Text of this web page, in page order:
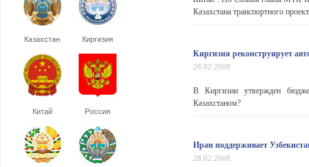
Казахстан Киргизия
Китай Россия
Казахстана транспортного
Киргизия реконструирует
28.02.2008
В Киргизии утвержден
Казахстаном?
Иран поддерживает
28.02.2008